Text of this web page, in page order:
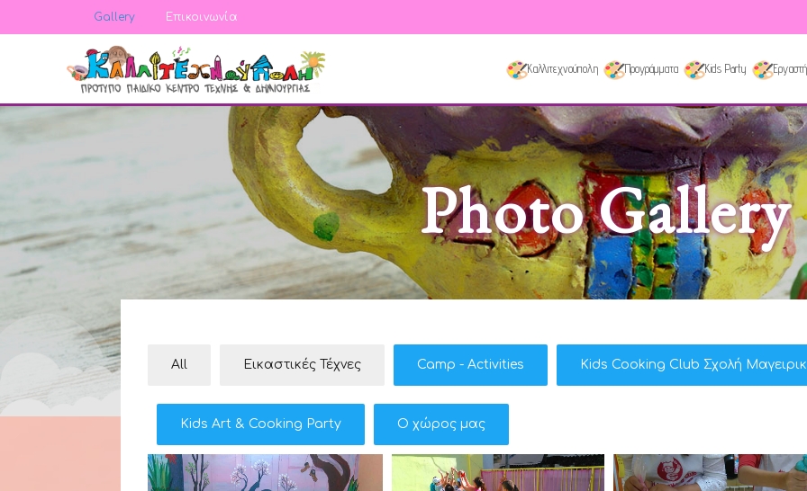
Gallery Επικοινωνία
Καλλιτεχνούπολη Προγράμματα Kids Party
Photo Gallery
All Εικαστικές Τέχνες Camp - Activities Kids Cooking Club Σχολή
Kids Art & Cooking Party Ο χώρος μας